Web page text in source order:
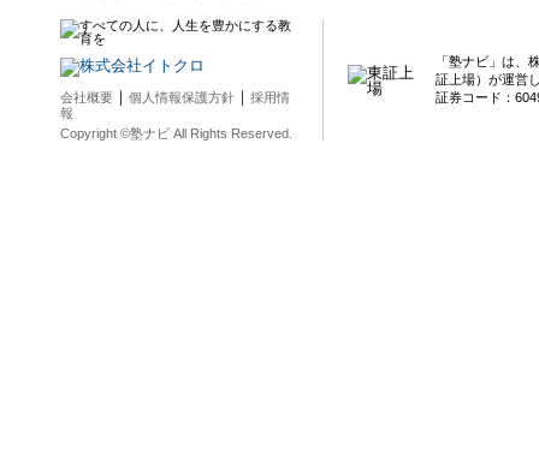
会社概要 ｜ 個人情報保護方針 ｜ 採用情
報
Copyright ©塾ナビ All Rights Reserved.
「塾ナビ」は、
証上場）が運営
証券コード：